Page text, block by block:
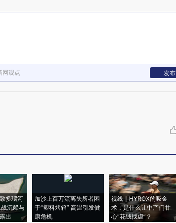
网观点 发布
多瑙河
沉船与
出
加沙上百万流离失所者困
于“塑料烤箱” 高温引发健
康危机
视线｜HYROX的吸金
术：是什么让中产们甘
心“花钱找虐”？